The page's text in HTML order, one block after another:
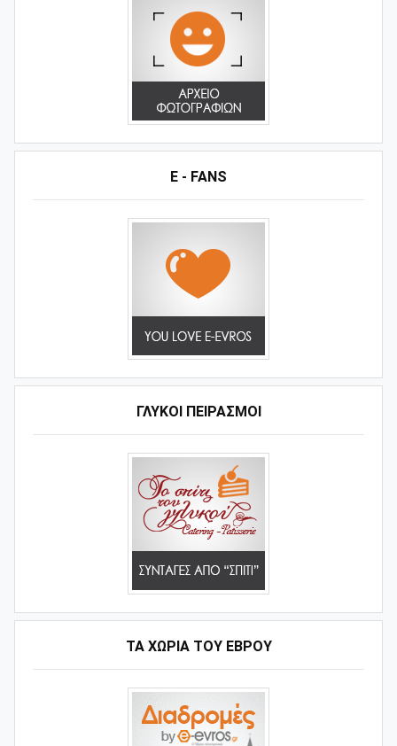
E - FANS
ΓΛΥΚΟΊ ΠΕΙΡΑΣΜΟΊ
ΤΑ ΧΩΡΙΆ ΤΟΥ ΈΒΡΟΥ